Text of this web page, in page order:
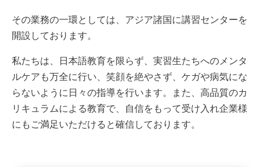
その業務の一環としては、アジア諸国に講習センターを
開設しております。
私たちは、日本語教育を限らず、実習生たちへのメンタ
ルケアも万全に行い、笑顔を絶やさず、ケガや病気にな
らないように日々の指導を行います。また、高品質のカ
リキュラムによる教育で、自信をもって受け入れ企業様
にもご満足いただけると確信しております。